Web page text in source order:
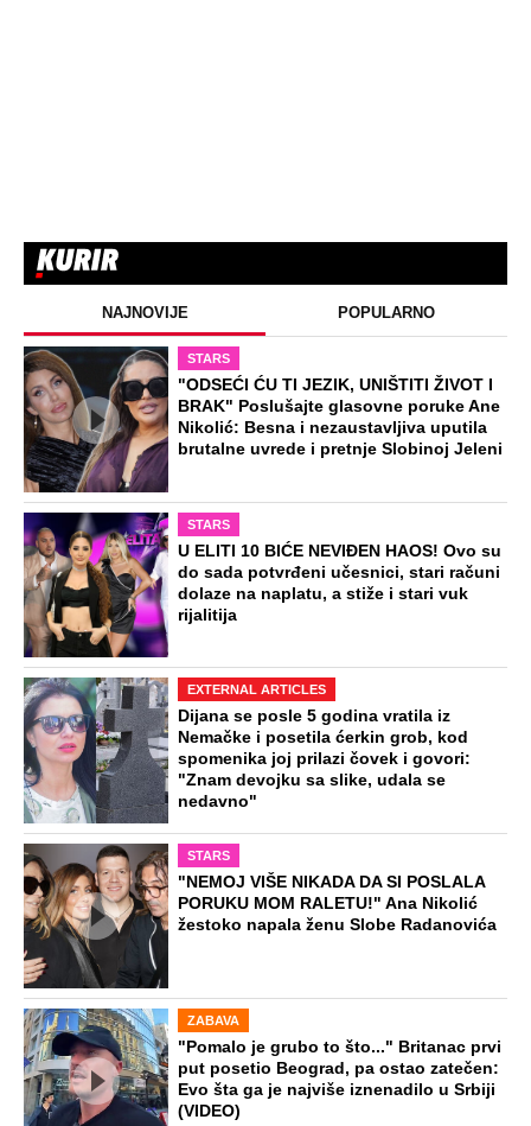
NAJNOVIJE POPULARNO
STARS
"ODSEĆI ĆU TI JEZIK, UNIŠTITI ŽIVOT I
BRAK" Poslušajte glasovne poruke Ane
Nikolić: Besna i nezaustavljiva uputila
brutalne uvrede i pretnje Slobinoj Jeleni
STARS
U ELITI 10 BIĆE NEVIĐEN HAOS! Ovo su
do sada potvrđeni učesnici, stari računi
dolaze na naplatu, a stiže i stari vuk
rijalitija
EXTERNAL ARTICLES
Dijana se posle 5 godina vratila iz
Nemačke i posetila ćerkin grob, kod
spomenika joj prilazi čovek i govori:
"Znam devojku sa slike, udala se
nedavno"
STARS
"NEMOJ VIŠE NIKADA DA SI POSLALA
PORUKU MOM RALETU!" Ana Nikolić
žestoko napala ženu Slobe Radanovića
ZABAVA
"Pomalo je grubo to što..." Britanac prvi
put posetio Beograd, pa ostao zatečen:
Evo šta ga je najviše iznenadilo u Srbiji
(VIDEO)